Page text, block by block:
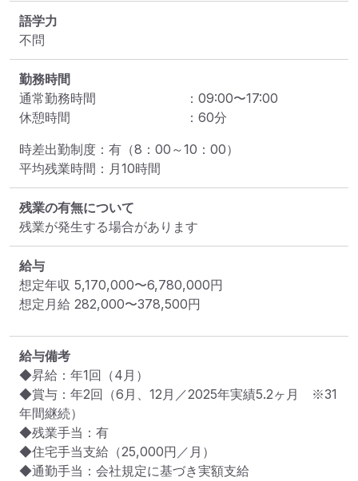
語学力
不問
勤務時間
通常勤務時間
： 09:00〜17:00
休憩時間
： 60分
時差出勤制度：有（8：00～10：00）
平均残業時間：月10時間
残業の有無について
残業が発生する場合があります
給与
想定年収 5,170,000〜6,780,000円
想定月給 282,000〜378,500円
給与備考
◆昇給：年1回（4月）
◆賞与：年2回（6月、12月／2025年実績5.2ヶ月　※31
年間継続）
◆残業手当：有
◆住宅手当支給（25,000円／月）
◆通勤手当：会社規定に基づき実額支給